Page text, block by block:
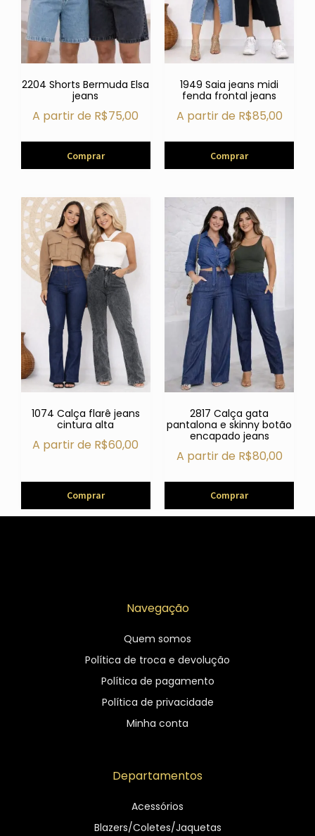
2204 Shorts Bermuda Elsa
jeans
A partir de R$75,00
Comprar
1949 Saia jeans midi
fenda frontal jeans
A partir de R$85,00
Comprar
1074 Calça flarê jeans
cintura alta
A partir de R$60,00
Comprar
2817 Calça gata
pantalona e skinny botão
encapado jeans
A partir de R$80,00
Comprar
Navegação
Quem somos
Política de troca e devolução
Política de pagamento
Política de privacidade
Minha conta
Departamentos
Acessórios
Blazers/Coletes/Jaquetas